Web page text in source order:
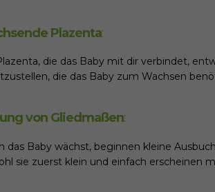
Plazenta:
die das Baby mit dir verbindet,
die das Baby zum Wachsen
von Gliedmaßen:
das Baby wächst, beginnen kleine
sie zuerst klein und einfach erscheinen